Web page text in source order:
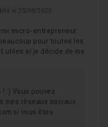
micro-entreprise
le 25/09/2020
micro-entrepreneur
pour toutes les
utiles si je décide de me
! :) Vous pouvez
mes réseaux sociaux
si vous êtes